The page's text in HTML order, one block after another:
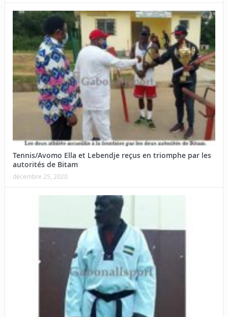
Tennis/Avomo Ella et Lebendje reçus en triomphe par les
autorités de Bitam
décembre 25, 2020